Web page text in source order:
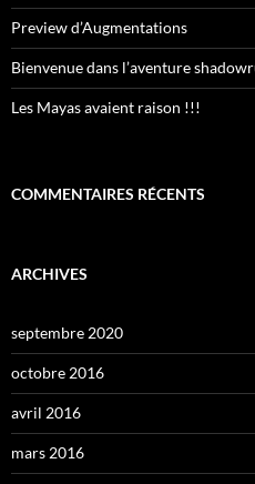
Preview d’Augmentations
Bienvenue dans l’aventure
Les Mayas avaient raison !!!
COMMENTAIRES RÉCENTS
ARCHIVES
septembre 2020
octobre 2016
avril 2016
mars 2016